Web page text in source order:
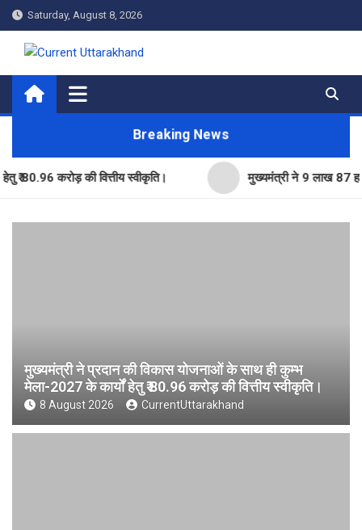
Skip
to
content
Saturday, August 8, 2026
Current Uttarakhand
Breaking News
की वित्तीय स्वीकृति। मुख्यमंत्री ने 9 लाख 87 हजार17
मुख्यमंत्री ने प्रदान की विकास योजनाओं के साथ ही कुम्भ
मेला-2027 के कार्यों हेतु ₹ 80.96 करोड़ की वित्तीय स्वीकृति।
8 August 2026 CurrentUttarakhand